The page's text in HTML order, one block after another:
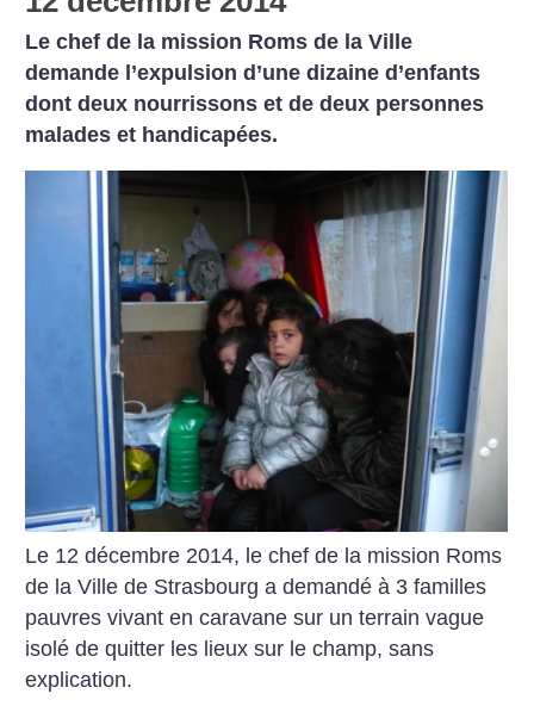
Le chef de la mission Roms de la Ville
demande l’expulsion d’une dizaine d’enfants
dont deux nourrissons et de deux personnes
malades et handicapées.
Le 12 décembre 2014, le chef de la mission Roms
de la Ville de Strasbourg a demandé à 3 familles
pauvres vivant en caravane sur un terrain vague
isolé de quitter les lieux sur le champ, sans
explication.